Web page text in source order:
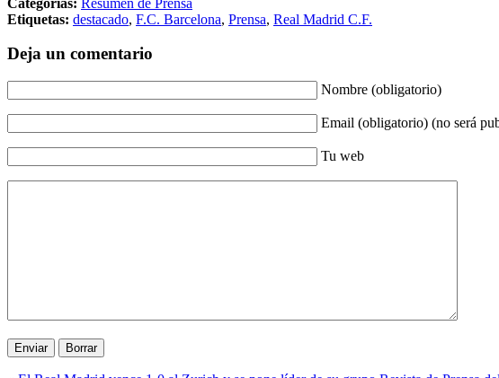
Etiquetas: destacado, F.C. Barcelona, Prensa, Real Madrid C.F.
Deja un comentario
Nombre (obligatorio)
Email (obligatorio) (no será
Tu web